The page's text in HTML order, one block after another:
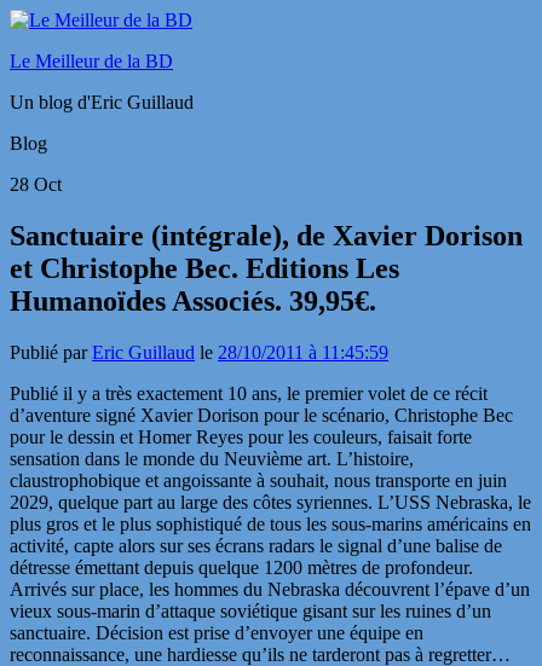
Le Meilleur de la BD
Un blog d'Eric Guillaud
Blog
28 Oct
Sanctuaire (intégrale), de Xavier Dorison
et Christophe Bec. Editions Les
Humanoïdes Associés. 39,95€.
Publié parEric Guillaud le 28/10/2011 à 11:45:59
Publié il y a très exactement 10 ans, le premier volet de ce récit
d’aventure signé Xavier Dorison pour le scénario, Christophe Bec
pour le dessin et Homer Reyes pour les couleurs, faisait forte
sensation dans le monde du Neuvième art. L’histoire,
claustrophobique et angoissante à souhait, nous transporte en juin
2029, quelque part au large des côtes syriennes. L’USS Nebraska, le
plus gros et le plus sophistiqué de tous les sous-marins américains en
activité, capte alors sur ses écrans radars le signal d’une balise de
détresse émettant depuis quelque 1200 mètres de profondeur.
Arrivés sur place, les hommes du Nebraska découvrent l’épave d’un
vieux sous-marin d’attaque soviétique gisant sur les ruines d’un
sanctuaire. Décision est prise d’envoyer une équipe en
reconnaissance, une hardiesse qu’ils ne tarderont pas à regretter…